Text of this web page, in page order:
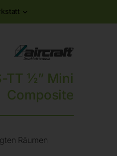
TT ½” Mini
Composite
Räumen